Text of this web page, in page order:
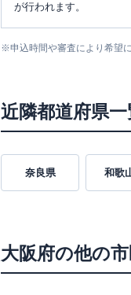
が行われます。
※申込時間や審査により希望
近隣都道府県一
奈良県 和歌
大阪府の他の